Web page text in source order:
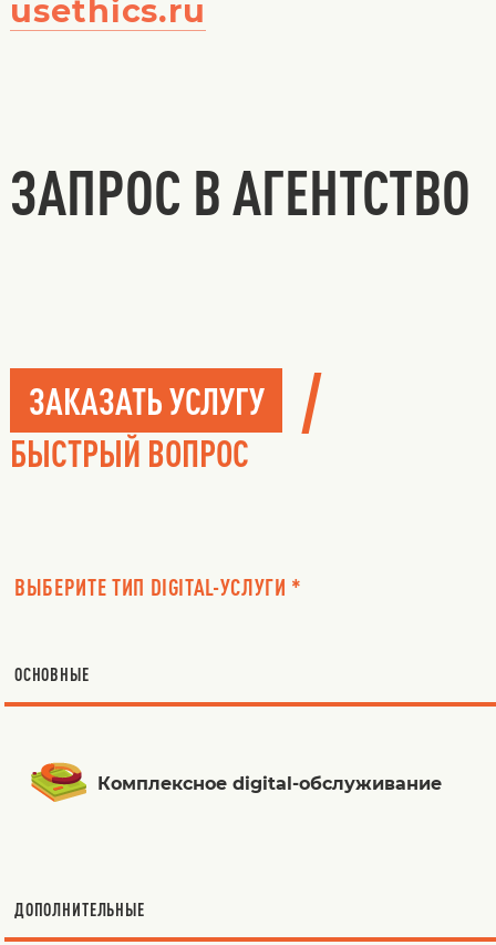
usethics.ru
ЗАПРОС В АГЕНТСТВО
ЗАКАЗАТЬ УСЛУГУ /
БЫСТРЫЙ ВОПРОС
ВЫБЕРИТЕ ТИП DIGITAL-УСЛУГИ *
ОСНОВНЫЕ
Комплексное digital-обслуживание
ДОПОЛНИТЕЛЬНЫЕ